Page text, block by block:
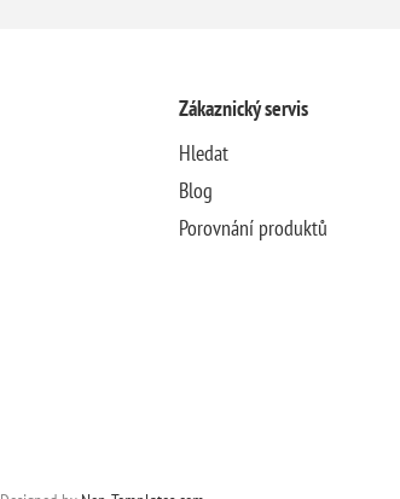
Zákaznický servis
Hledat
Blog
Porovnání produktů